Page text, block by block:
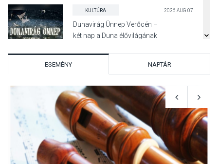
KULTÚRA 2026 AUG 07
Dunavirág Ünnep Verőcén –
két nap a Duna élővilágának
TERMÉSZETI KÖRNYEZET 2026 AUG 07
A napokban is nő a
talajközeli ózonmennyiség
ESEMÉNY NAPTÁR